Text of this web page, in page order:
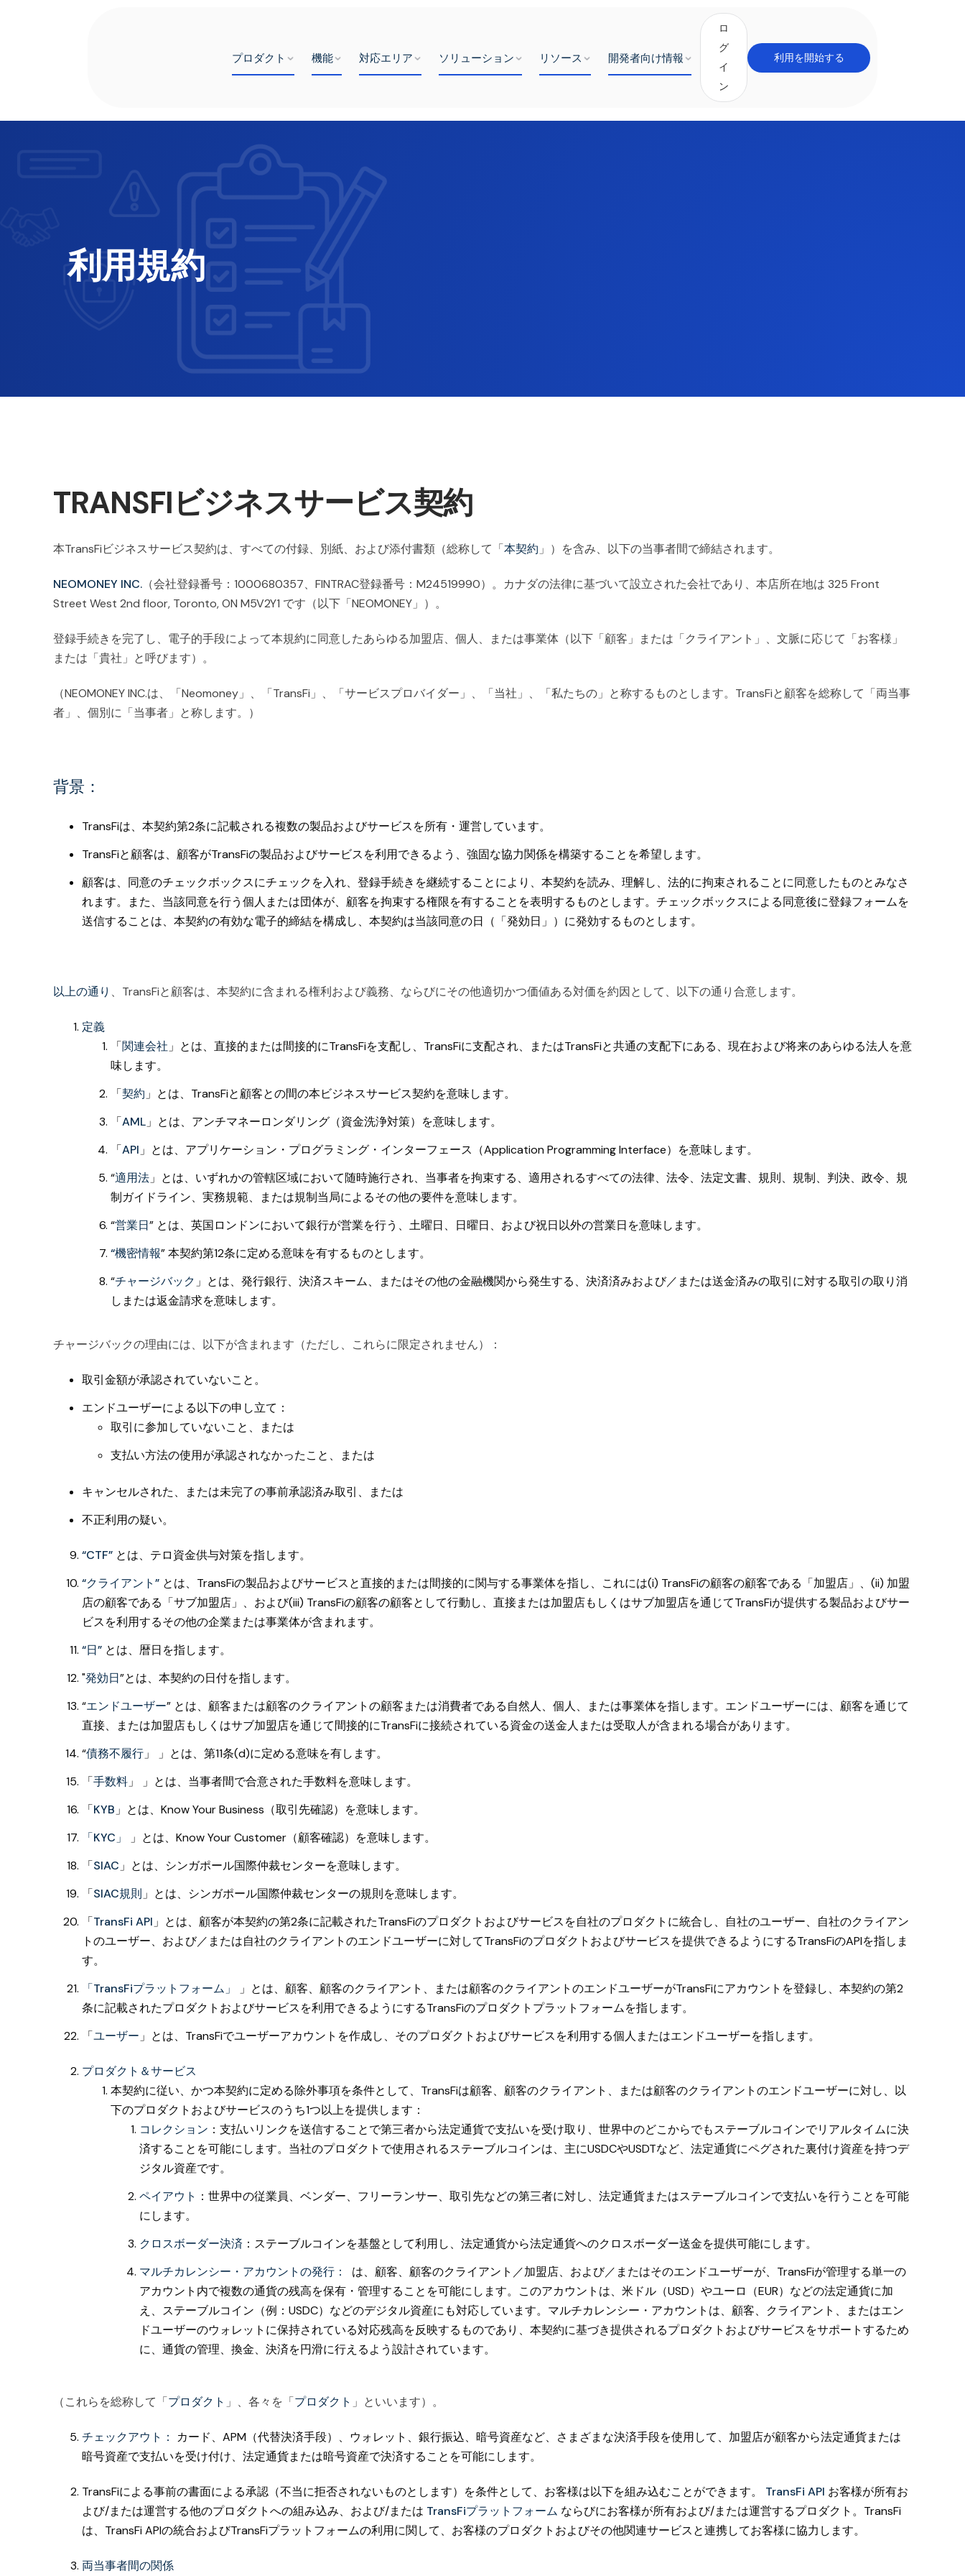
プロダクト 機能 対応エリア ソリューション リソース 開発者向け情報
ロ
グ
イ
ン
利用を開始する
利用規約
TRANSFIビジネスサービス契約
本TransFiビジネスサービス契約は、すべての付録、別紙、および添付書類（総称して「本契約 」）を含み、以下の当事者間で締結されます。
NEOMONEY INC. （会社登録番号：1000680357、FINTRAC登録番号：M24519990）。カナダの法律に基づいて設立された会社であり、本店所在地は 325 Front
Street West 2nd floor, Toronto, ON M5V2Y1 です（以下「NEOMONEY」）。
登録手続きを完了し、電子的手段によって本規約に同意したあらゆる加盟店、個人、または事業体（以下「顧客」または「クライアント」、文脈に応じて「お客様」
または「貴社」と呼びます）。
（NEOMONEY INC.は、「Neomoney」、「TransFi」、「サービスプロバイダー」、「当社」、「私たちの」と称するものとします。TransFiと顧客を総称して「両当事
者」、個別に「当事者」と称します。）
背景 ：
TransFiは、本契約第2条に記載される複数の製品およびサービスを所有・運営しています。
TransFiと顧客は、顧客がTransFiの製品およびサービスを利用できるよう、強固な協力関係を構築することを希望します。
顧客は、同意のチェックボックスにチェックを入れ、登録手続きを継続することにより、本契約を読み、理解し、法的に拘束されることに同意したものとみなさ
れます。また、当該同意を行う個人または団体が、顧客を拘束する権限を有することを表明するものとします。チェックボックスによる同意後に登録フォームを
送信することは、本契約の有効な電子的締結を構成し、本契約は当該同意の日（「発効日」）に発効するものとします。
以上の通り 、TransFiと顧客は、本契約に含まれる権利および義務、ならびにその他適切かつ価値ある対価を約因として、以下の通り合意します。
定義
「関連会社 」とは、直接的または間接的にTransFiを支配し、TransFiに支配され、またはTransFiと共通の支配下にある、現在および将来のあらゆる法人を意
味します。
「契約 」とは、TransFiと顧客との間の本ビジネスサービス契約を意味します。
「AML 」とは、アンチマネーロンダリング（資金洗浄対策）を意味します。
「API 」とは、アプリケーション・プログラミング・インターフェース（Application Programming Interface）を意味します。
“適用法 」とは、いずれかの管轄区域において随時施行され、当事者を拘束する、適用されるすべての法律、法令、法定文書、規則、規制、判決、政令、規
制ガイドライン、実務規範、または規制当局によるその他の要件を意味します。
“営業日” とは、英国ロンドンにおいて銀行が営業を行う、土曜日、日曜日、および祝日以外の営業日を意味します。
“機密情報”本契約第12条に定める意味を有するものとします。
“チャージバック 」とは、発行銀行、決済スキーム、またはその他の金融機関から発生する、決済済みおよび／または送金済みの取引に対する取引の取り消
しまたは返金請求を意味します。
チャージバックの理由には、以下が含まれます（ただし、これらに限定されません）：
取引金額が承認されていないこと。
エンドユーザーによる以下の申し立て：
取引に参加していないこと、または
支払い方法の使用が承認されなかったこと、または
キャンセルされた、または未完了の事前承認済み取引、または
不正利用の疑い。
“CTF” とは、テロ資金供与対策を指します。
“クライアント” とは、TransFiの製品およびサービスと直接的または間接的に関与する事業体を指し、これには(i) TransFiの顧客の顧客である「加盟店」、(ii) 加盟
店の顧客である「サブ加盟店」、および(iii) TransFiの顧客の顧客として行動し、直接または加盟店もしくはサブ加盟店を通じてTransFiが提供する製品およびサー
ビスを利用するその他の企業または事業体が含まれます。
“日” とは、暦日を指します。
"発効日”とは、本契約の日付を指します。
“エンドユーザー” とは、顧客または顧客のクライアントの顧客または消費者である自然人、個人、または事業体を指します。エンドユーザーには、顧客を通じて
直接、または加盟店もしくはサブ加盟店を通じて間接的にTransFiに接続されている資金の送金人または受取人が含まれる場合があります。
“債務不履行 」
」とは、第11条(d)に定める意味を有します。
「手数料 」
」とは、当事者間で合意された手数料を意味します。
「KYB 」とは、Know Your Business（取引先確認）を意味します。
「KYC」
」とは、Know Your Customer（顧客確認）を意味します。
「SIAC 」とは、シンガポール国際仲裁センターを意味します。
「SIAC規則 」とは、シンガポール国際仲裁センターの規則を意味します。
「TransFi API 」とは、顧客が本契約の第2条に記載されたTransFiのプロダクトおよびサービスを自社のプロダクトに統合し、自社のユーザー、自社のクライアン
トのユーザー、および／または自社のクライアントのエンドユーザーに対してTransFiのプロダクトおよびサービスを提供できるようにするTransFiのAPIを指しま
す。
「TransFiプラットフォーム」
」とは、顧客、顧客のクライアント、または顧客のクライアントのエンドユーザーがTransFiにアカウントを登録し、本契約の第2
条に記載されたプロダクトおよびサービスを利用できるようにするTransFiのプロダクトプラットフォームを指します。
「ユーザー 」とは、TransFiでユーザーアカウントを作成し、そのプロダクトおよびサービスを利用する個人またはエンドユーザーを指します。
プロダクト＆サービス
本契約に従い、かつ本契約に定める除外事項を条件として、TransFiは顧客、顧客のクライアント、または顧客のクライアントのエンドユーザーに対し、以
下のプロダクトおよびサービスのうち1つ以上を提供します：
コレクション ：支払いリンクを送信することで第三者から法定通貨で支払いを受け取り、世界中のどこからでもステーブルコインでリアルタイムに決
済することを可能にします。当社のプロダクトで使用されるステーブルコインは、主にUSDCやUSDTなど、法定通貨にペグされた裏付け資産を持つデ
ジタル資産です。
ペイアウト ：世界中の従業員、ベンダー、フリーランサー、取引先などの第三者に対し、法定通貨またはステーブルコインで支払いを行うことを可能
にします。
クロスボーダー決済 ：ステーブルコインを基盤として利用し、法定通貨から法定通貨へのクロスボーダー送金を提供可能にします。
マルチカレンシー・アカウントの発行：
は、顧客、顧客のクライアント／加盟店、および／またはそのエンドユーザーが、TransFiが管理する単一の
アカウント内で複数の通貨の残高を保有・管理することを可能にします。このアカウントは、米ドル（USD）やユーロ（EUR）などの法定通貨に加
え、ステーブルコイン（例：USDC）などのデジタル資産にも対応しています。マルチカレンシー・アカウントは、顧客、クライアント、またはエン
ドユーザーのウォレットに保持されている対応残高を反映するものであり、本契約に基づき提供されるプロダクトおよびサービスをサポートするため
に、通貨の管理、換金、決済を円滑に行えるよう設計されています。
（これらを総称して「プロダクト 」、各々を「プロダクト 」といいます）。
チェックアウト：
カード、APM（代替決済手段）、ウォレット、銀行振込、暗号資産など、さまざまな決済手段を使用して、加盟店が顧客から法定通貨または
暗号資産で支払いを受け付け、法定通貨または暗号資産で決済することを可能にします。
TransFiによる事前の書面による承認（不当に拒否されないものとします）を条件として、お客様は以下を組み込むことができます。 TransFi API お客様が所有お
よび/または運営する他のプロダクトへの組み込み、および/または TransFiプラットフォーム ならびにお客様が所有および/または運営するプロダクト。TransFi
は、TransFi APIの統合およびTransFiプラットフォームの利用に関して、お客様のプロダクトおよびその他関連サービスと連携してお客様に協力します。
両当事者間の関係